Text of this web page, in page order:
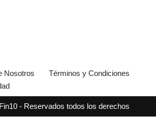
Nosotros
Términos y Condiciones
- Reservados todos los derechos